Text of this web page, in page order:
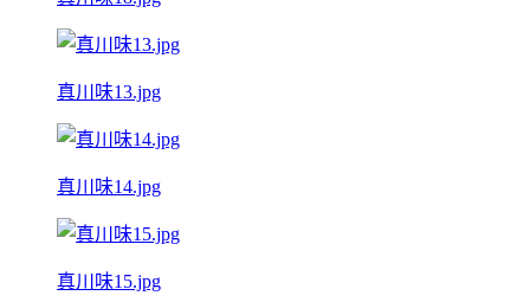
真川味13.jpg
真川味14.jpg
真川味15.jpg